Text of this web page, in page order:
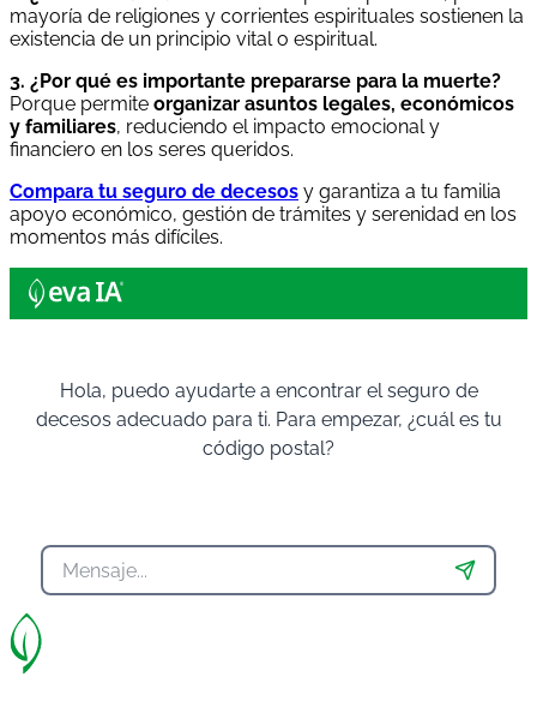
mayoría de religiones y corrientes espirituales sostienen la
existencia de un principio vital o espiritual.
3. ¿Por qué es importante prepararse para la muerte?
Porque permite organizar asuntos legales, económicos
y familiares, reduciendo el impacto emocional y
financiero en los seres queridos.
Compara tu seguro de decesos y garantiza a tu familia
apoyo económico, gestión de trámites y serenidad en los
momentos más difíciles.
Hola, puedo ayudarte a encontrar el seguro de
decesos adecuado para ti. Para empezar, ¿cuál es tu
código postal?